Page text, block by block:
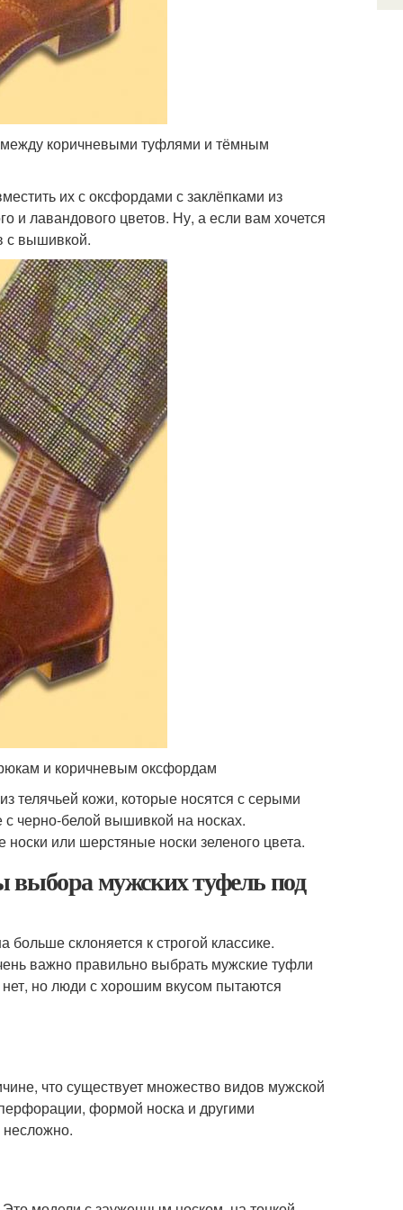
коричневыми туфлями и тёмным
их с оксфордами с заклёпками из
и лавандового цветов. Ну, а если вам хочется
с вышивкой.
и коричневым оксфордам
телячьей кожи, которые носятся с серыми
черно-белой вышивкой на носках.
или шерстяные носки зеленого цвета.
мужских туфель под
склоняется к строгой классике.
важно правильно выбрать мужские туфли
нет, но люди с хорошим вкусом пытаются
что существует множество видов мужской
формой носка и другими
несложно.